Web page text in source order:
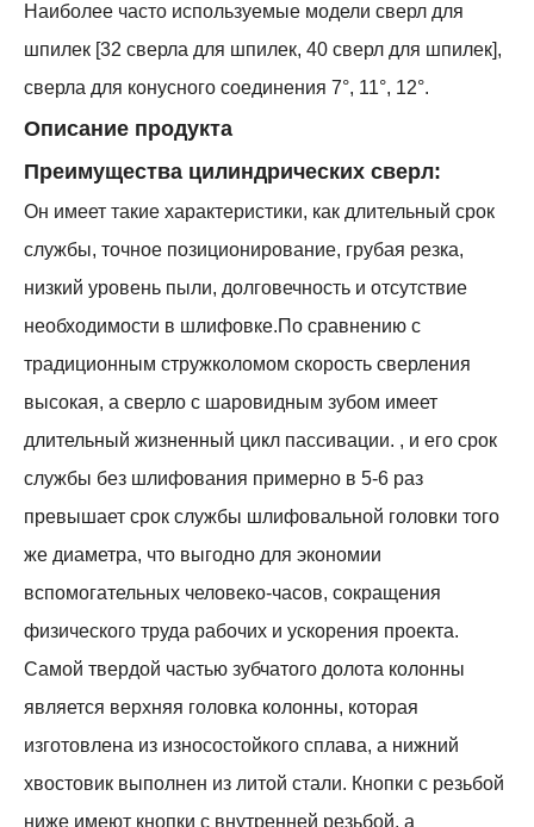
Наиболее часто используемые модели сверл для
шпилек [32 сверла для шпилек, 40 сверл для шпилек],
сверла для конусного соединения 7°, 11°, 12°.
Описание продукта
Преимущества цилиндрических сверл:
Он имеет такие характеристики, как длительный срок
службы, точное позиционирование, грубая резка,
низкий уровень пыли, долговечность и отсутствие
необходимости в шлифовке.По сравнению с
традиционным стружколомом скорость сверления
высокая, а сверло с шаровидным зубом имеет
длительный жизненный цикл пассивации. , и его срок
службы без шлифования примерно в 5-6 раз
превышает срок службы шлифовальной головки того
же диаметра, что выгодно для экономии
вспомогательных человеко-часов, сокращения
физического труда рабочих и ускорения проекта.
Самой твердой частью зубчатого долота колонны
является верхняя головка колонны, которая
изготовлена ​​из износостойкого сплава, а нижний
хвостовик выполнен из литой стали. Кнопки с резьбой
ниже имеют кнопки с внутренней резьбой, а